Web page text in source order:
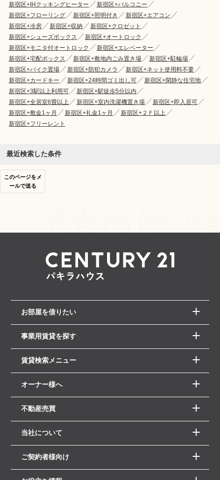
新宿区+IHクッキングヒーター
新宿区+バルコニー
新宿区+フローリング
新宿区+照明付き
新宿区+エアコン
新宿区+冷房
新宿区+収納
新宿区+クロゼット
新宿区+シューズボックス
新宿区+オートロック
新宿区+モニタ付オートロック
新宿区+エレベーター
新宿区+宅配ボックス
新宿区+敷地内ごみ置き場
新宿区+駐輪場
新宿区+バイク置場
新宿区+防犯カメラ
新宿区+ネット使用料不要
新宿区+カードキー
新宿区+24時間ゴミ出し可
新宿区+閑静な住宅地
新宿区+3駅以上利用可
新宿区+駅徒歩5分以内
新宿区+全居室6畳以上
新宿区+室内洗濯機置き場
新宿区+即入居可
新宿区+敷金1ヶ月
新宿区+礼金1ヶ月
新宿区+２Ｆ以上
新宿区+フリーレント
最近検索した条件
このページをメ
ールで送る
お部屋を借りたい
事業用賃貸を探す
賃貸検索メニュー
オーナー様へ
不動産売買
当社について
ご契約者様向け